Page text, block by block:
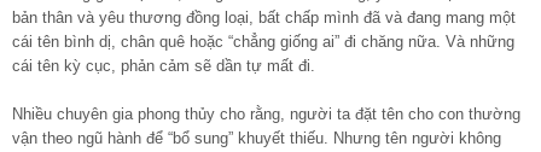
bản thân và yêu thương đồng loại, bất chấp mình đã và đang mang một
cái tên bình dị, chân quê hoặc “chẳng giống ai” đi chăng nữa. Và những
cái tên kỳ cục, phản cảm sẽ dần tự mất đi.
Nhiều chuyên gia phong thủy cho rằng, người ta đặt tên cho con thường
vận theo ngũ hành để “bổ sung” khuyết thiếu. Nhưng tên người không